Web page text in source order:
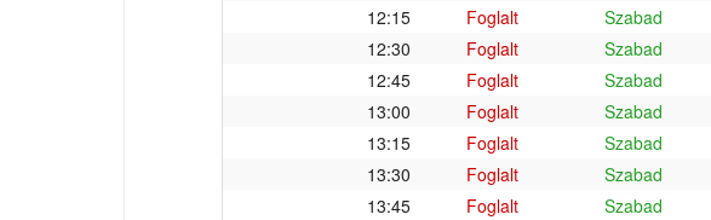
12:15
Foglalt Szabad
12:30
Foglalt Szabad
12:45
Foglalt Szabad
13:00
Foglalt Szabad
13:15
Foglalt Szabad
13:30
Foglalt Szabad
13:45
Foglalt Szabad